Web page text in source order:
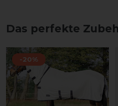
Das perfekte
-20%